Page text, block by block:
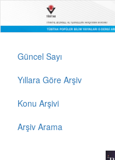
Güncel Sayı
Yıllara Göre Arşiv
Konu Arşivi
Arşiv Arama